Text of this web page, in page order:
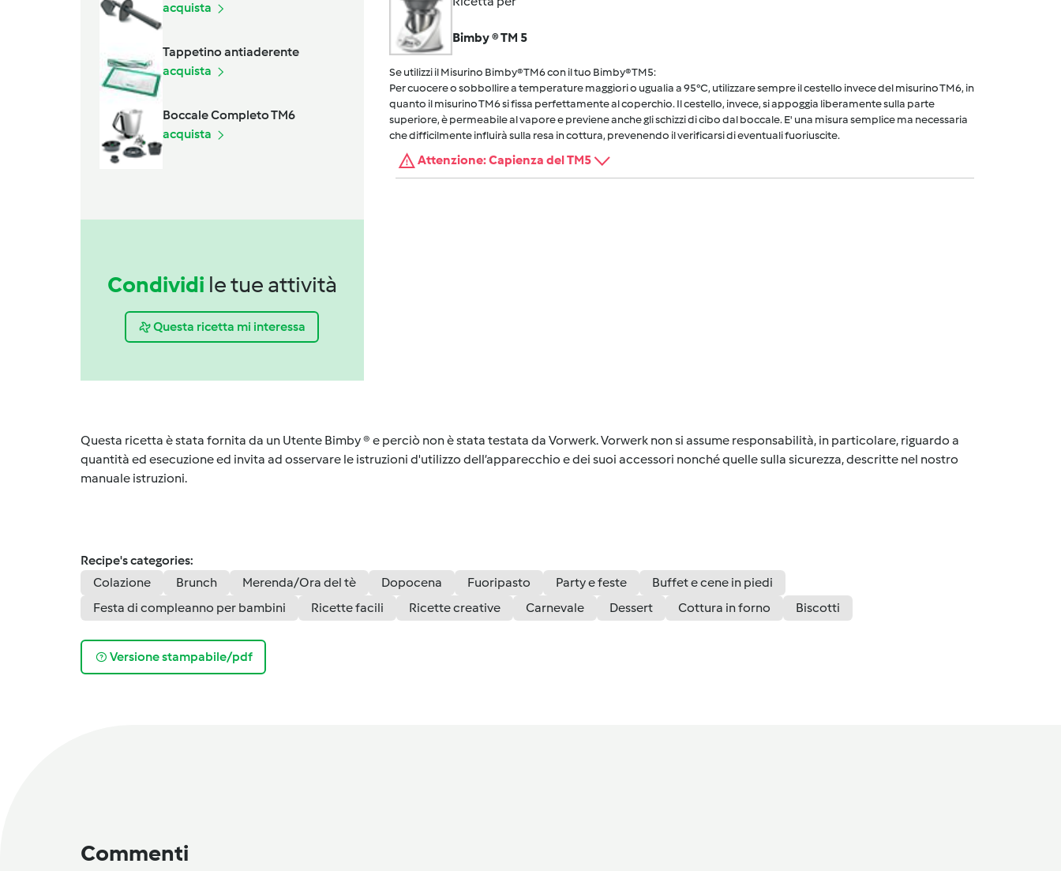
acquista
Tappetino antiaderente
acquista
Boccale Completo TM6
acquista
Condividi le tue attività
Questa ricetta mi interessa
Bimby ® TM 5
Se utilizzi il Misurino Bimby® TM6 con il tuo Bimby® TM5:
Per cuocere o sobbollire a temperature maggiori o ugualia a 95°C, utilizzare sempre il cestello invece del misurino TM6, in
quanto il misurino TM6 si fissa perfettamente al coperchio. Il cestello, invece, si appoggia liberamente sulla parte
superiore, è permeabile al vapore e previene anche gli schizzi di cibo dal boccale. E' una misura semplice ma necessaria
che difficilmente influirà sulla resa in cottura, prevenendo il verificarsi di eventuali fuoriuscite.
Attenzione: Capienza del TM5
Questa ricetta è stata fornita da un Utente Bimby ® e perciò non è stata testata da Vorwerk. Vorwerk non si assume responsabilità, in particolare, riguardo a
quantità ed esecuzione ed invita ad osservare le istruzioni d'utilizzo dell’apparecchio e dei suoi accessori nonché quelle sulla sicurezza, descritte nel nostro
manuale istruzioni.
Recipe's categories:
Colazione
Brunch Merenda/Ora del tè Dopocena Fuoripasto Party e feste
Buffet e cene in piedi
Festa di compleanno per bambini
Ricette facili Ricette creative Carnevale Dessert Cottura in forno Biscotti
Versione stampabile/pdf
Commenti